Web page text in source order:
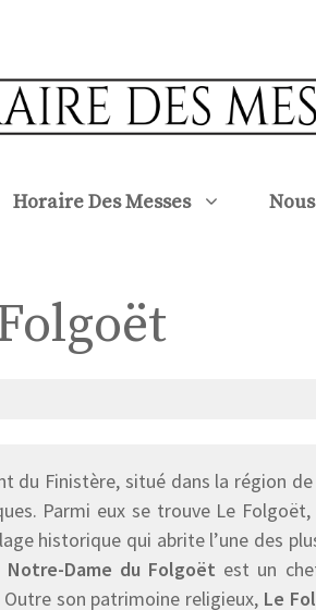
Horaire Des Messes Nous
du Finistère, situé dans la région
Parmi eux se trouve Le
historique qui abrite l’une des
Notre-Dame du Folgoët est un
Outre son patrimoine religieux, Le